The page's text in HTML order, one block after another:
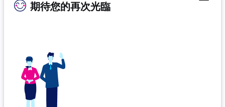
期待您的再次光臨